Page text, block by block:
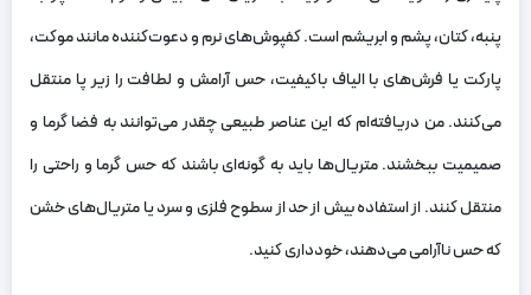
پنبه، کتان، پشم و ابریشم است. کفپوش‌های نرم و دعوت‌کننده مانند موکت،
پارکت یا فرش‌های با الیاف باکیفیت، حس آرامش و لطافت را زیر پا منتقل
می‌کنند. من دریافته‌ام که این عناصر طبیعی چقدر می‌توانند به فضا گرما و
صمیمیت ببخشند. متریال‌ها باید به گونه‌ای باشند که حس گرما و راحتی را
منتقل کنند. از استفاده بیش از حد از سطوح فلزی و سرد یا متریال‌های خشن
که حس ناآرامی می‌دهند، خودداری کنید.